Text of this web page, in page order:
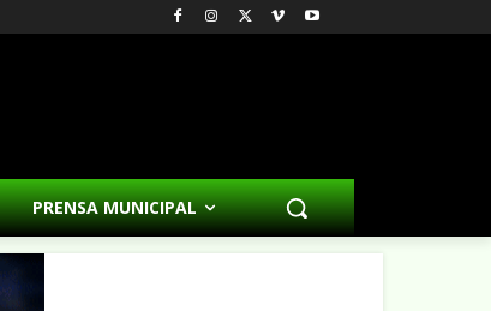
PRENSA MUNICIPAL